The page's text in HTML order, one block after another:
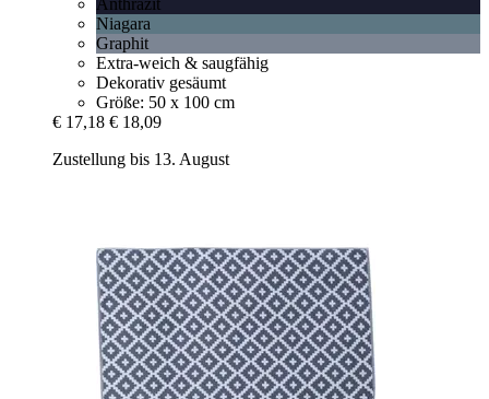
Anthrazit
Niagara
Graphit
Extra-weich & saugfähig
Dekorativ gesäumt
Größe: 50 x 100 cm
€ 17,18 € 18,09
Zustellung bis 13. August